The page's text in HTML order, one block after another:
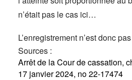
n’était pas le cas ici…
L’enregistrement n’est donc
Sources :
Arrêt de la Cour de cassation,
17 janvier 2024, no 22-17474